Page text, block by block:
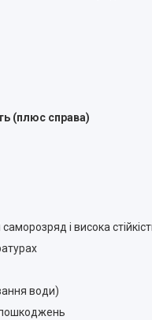
(плюс справа)
і висока
води)
пошкоджень